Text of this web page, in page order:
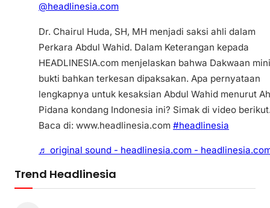
@headlinesia.com
Dr. Chairul Huda, SH, MH menjadi saksi ahli dalam
Perkara Abdul Wahid. Dalam Keterangan kepada
HEADLINESIA.com menjelaskan bahwa Dakwaan
bukti bahkan terkesan dipaksakan. Apa pernyataan
lengkapnya untuk kesaksian Abdul Wahid menurut
Pidana kondang Indonesia ini? Simak di video
Baca di: www.headlinesia.com #headlinesia
♬ original sound - headlinesia.com -
Trend Headlinesia